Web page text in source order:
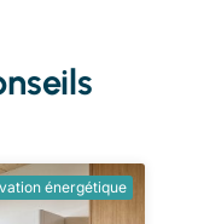
énergétique